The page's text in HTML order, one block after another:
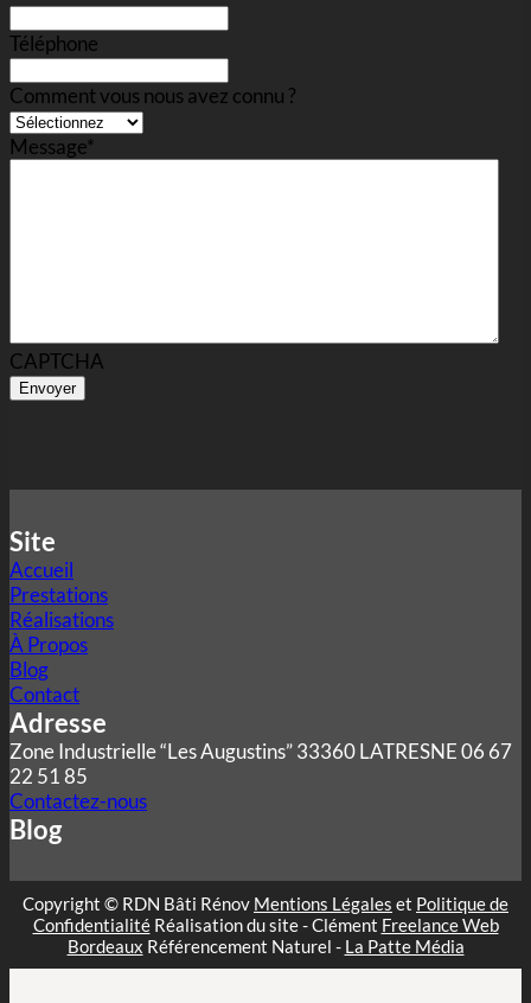
Téléphone
Comment vous nous avez connu ?
Message*
CAPTCHA
Site
Accueil
Prestations
Réalisations
À Propos
Blog
Contact
Adresse
Zone Industrielle “Les Augustins” 33360 LATRESNE 06 67
22 51 85
Contactez-nous
Blog
Copyright © RDN Bâti Rénov Mentions Légales et Politique de
ConfidentialitéRéalisation du site - Clément Freelance Web
Bordeaux Référencement Naturel - La Patte Média